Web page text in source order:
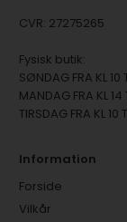
CVR: 27275265
Fysisk butik:
SØNDAG FRA KL 10
MANDAG FRA KL 14
TIRSDAG FRA KL 10
Information
Forside
Vilkår